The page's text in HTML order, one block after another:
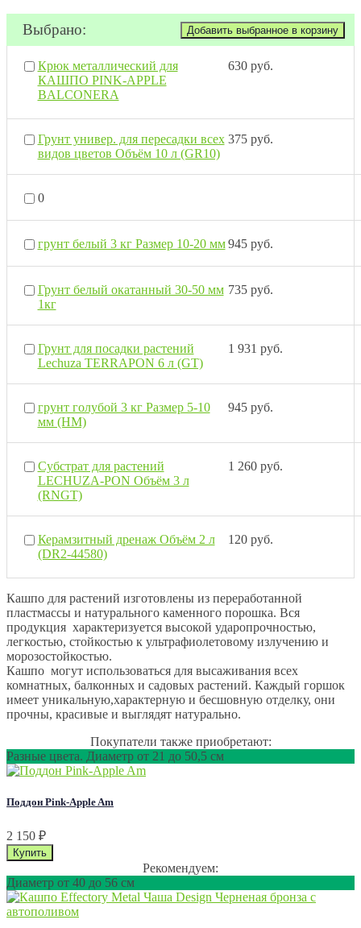
Выбрано:
Крюк металлический для
КАШПО PINK-APPLE
BALCONERA
630 руб.
Грунт универ. для пересадки всех
видов цветов Объём 10 л (GR10)
375 руб.
0
грунт белый 3 кг Размер 10-20 мм 945 руб.
Грунт белый окатанный 30-50 мм
1кг
735 руб.
Грунт для посадки растений
Lechuza TERRAPON 6 л (GT)
1 931 руб.
грунт голубой 3 кг Размер 5-10
мм (НМ)
945 руб.
Субстрат для растений
LECHUZA-PON Объём 3 л
(RNGT)
1 260 руб.
Керамзитный дренаж Объём 2 л
(DR2-44580)
120 руб.
Кашпо для растений изготовлены из переработанной
пластмассы и натурального каменного порошка. Вся
продукция характеризуется высокой ударопрочностью,
легкостью, стойкостью к ультрафиолетовому излучению и
морозостойкостью.
Кашпо могут использоваться для высаживания всех
комнатных, балконных и садовых растений. Каждый горшок
имеет уникальную,характерную и бесшовную отделку, они
прочны, красивые и выглядят натурально.
Покупатели также приобретают:
Разные цвета. Диаметр от 21 до 50,5 см
Поддон Pink-Apple Am
2 150 ₽
Рекомендуем:
Диаметр от 40 до 56 см